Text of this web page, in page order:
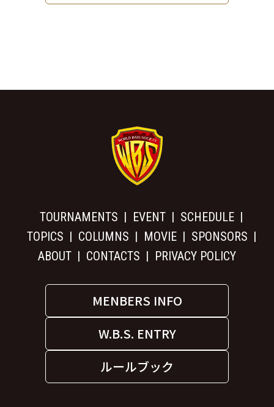
TOURNAMENTS EVENT
SCHEDULE
TOPICS
COLUMNS MOVIE
SPONSORS
ABOUT
CONTACTS PRIVACY POLICY
MENBERS INFO
W.B.S. ENTRY
ルールブック